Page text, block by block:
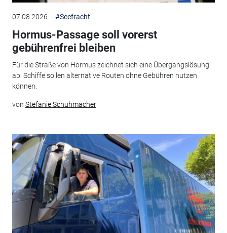
07.08.2026 #Seefracht
Hormus-Passage soll vorerst
gebührenfrei bleiben
Für die Straße von Hormus zeichnet sich eine Übergangslösung
ab. Schiffe sollen alternative Routen ohne Gebühren nutzen
können.
von Stefanie Schuhmacher